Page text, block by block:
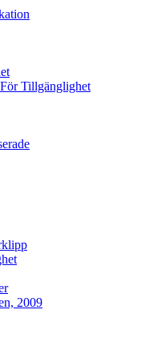
Tillgänglighet
2009